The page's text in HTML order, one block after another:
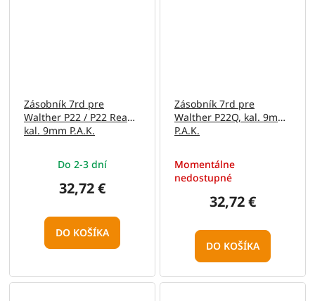
Zásobník 7rd pre
Walther P22 / P22 Ready,
kal. 9mm P.A.K.
Do 2-3 dní
32,72 €
DO KOŠÍKA
Zásobník 7rd pre
Walther P22Q, kal. 9mm
P.A.K.
Momentálne
nedostupné
32,72 €
DO KOŠÍKA